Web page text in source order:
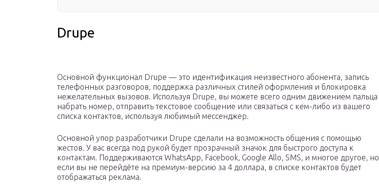
Drupe
Основной функционал Drupe — это идентификация неизвестного абонента, запись
телефонных разговоров, поддержка различных стилей оформления и блокировка
нежелательных вызовов. Используя Drupe, вы можете всего одним движением пальца
набрать номер, отправить текстовое сообщение или связаться с кем-либо из вашего
списка контактов, используя любимый мессенджер.
Основной упор разработчики Drupe сделали на возможность общения с помощью
жестов. У вас всегда под рукой будет прозрачный значок для быстрого доступа к
контактам. Поддерживаются WhatsApp, Facebook, Google Allo, SMS, и многое другое, но
если вы не перейдёте на премиум-версию за 4 доллара, в списке контактов будет
отображаться реклама.